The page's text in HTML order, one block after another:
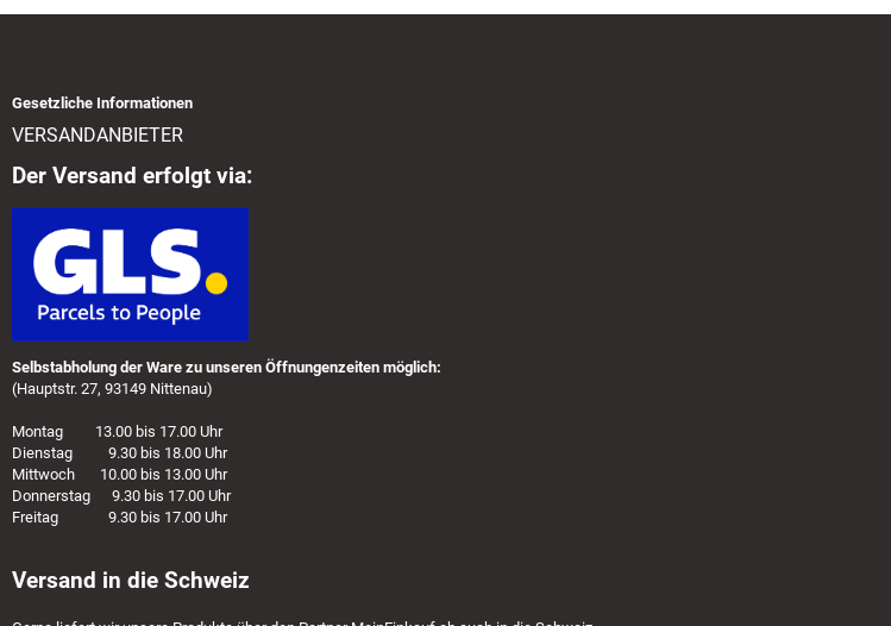
Gesetzliche Informationen
VERSANDANBIETER
Der Versand erfolgt via:
Selbstabholung der Ware zu unseren Öffnungenzeiten möglich:
(Hauptstr. 27, 93149 Nittenau)
Montag 13.00 bis 17.00 Uhr
Dienstag 9.30 bis 18.00 Uhr
Mittwoch 10.00 bis 13.00 Uhr
Donnerstag 9.30 bis 17.00 Uhr
Freitag 9.30 bis 17.00 Uhr
Versand in die Schweiz